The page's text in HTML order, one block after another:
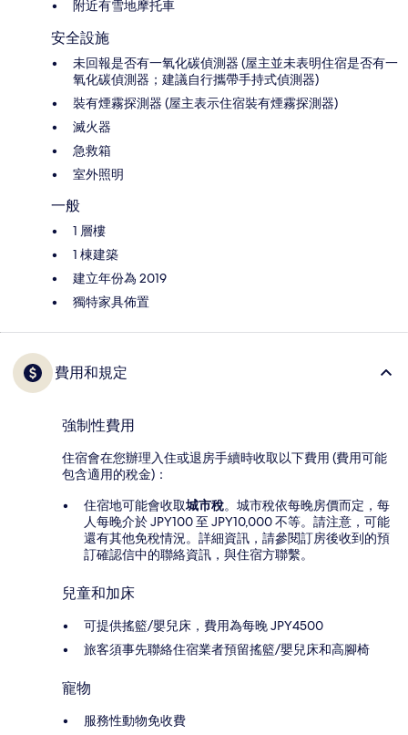
附近有雪地摩托車
安全設施
未回報是否有一氧化碳偵測器 (屋主並未表明住宿是否有一
氧化碳偵測器；建議自行攜帶手持式偵測器)
裝有煙霧探測器 (屋主表示住宿裝有煙霧探測器)
滅火器
急救箱
室外照明
一般
1 層樓
1 棟建築
建立年份為 2019
獨特家具佈置
費用和規定
強制性費用
住宿會在您辦理入住或退房手續時收取以下費用 (費用可能
包含適用的稅金)：
住宿地可能會收取城市稅。城市稅依每晚房價而定，每
人每晚介於 JPY100 至 JPY10,000 不等。請注意，可能
還有其他免稅情況。詳細資訊，請參閱訂房後收到的預
訂確認信中的聯絡資訊，與住宿方聯繫。
兒童和加床
可提供搖籃/嬰兒床，費用為每晚 JPY4500
旅客須事先聯絡住宿業者預留搖籃/嬰兒床和高腳椅
寵物
服務性動物免收費